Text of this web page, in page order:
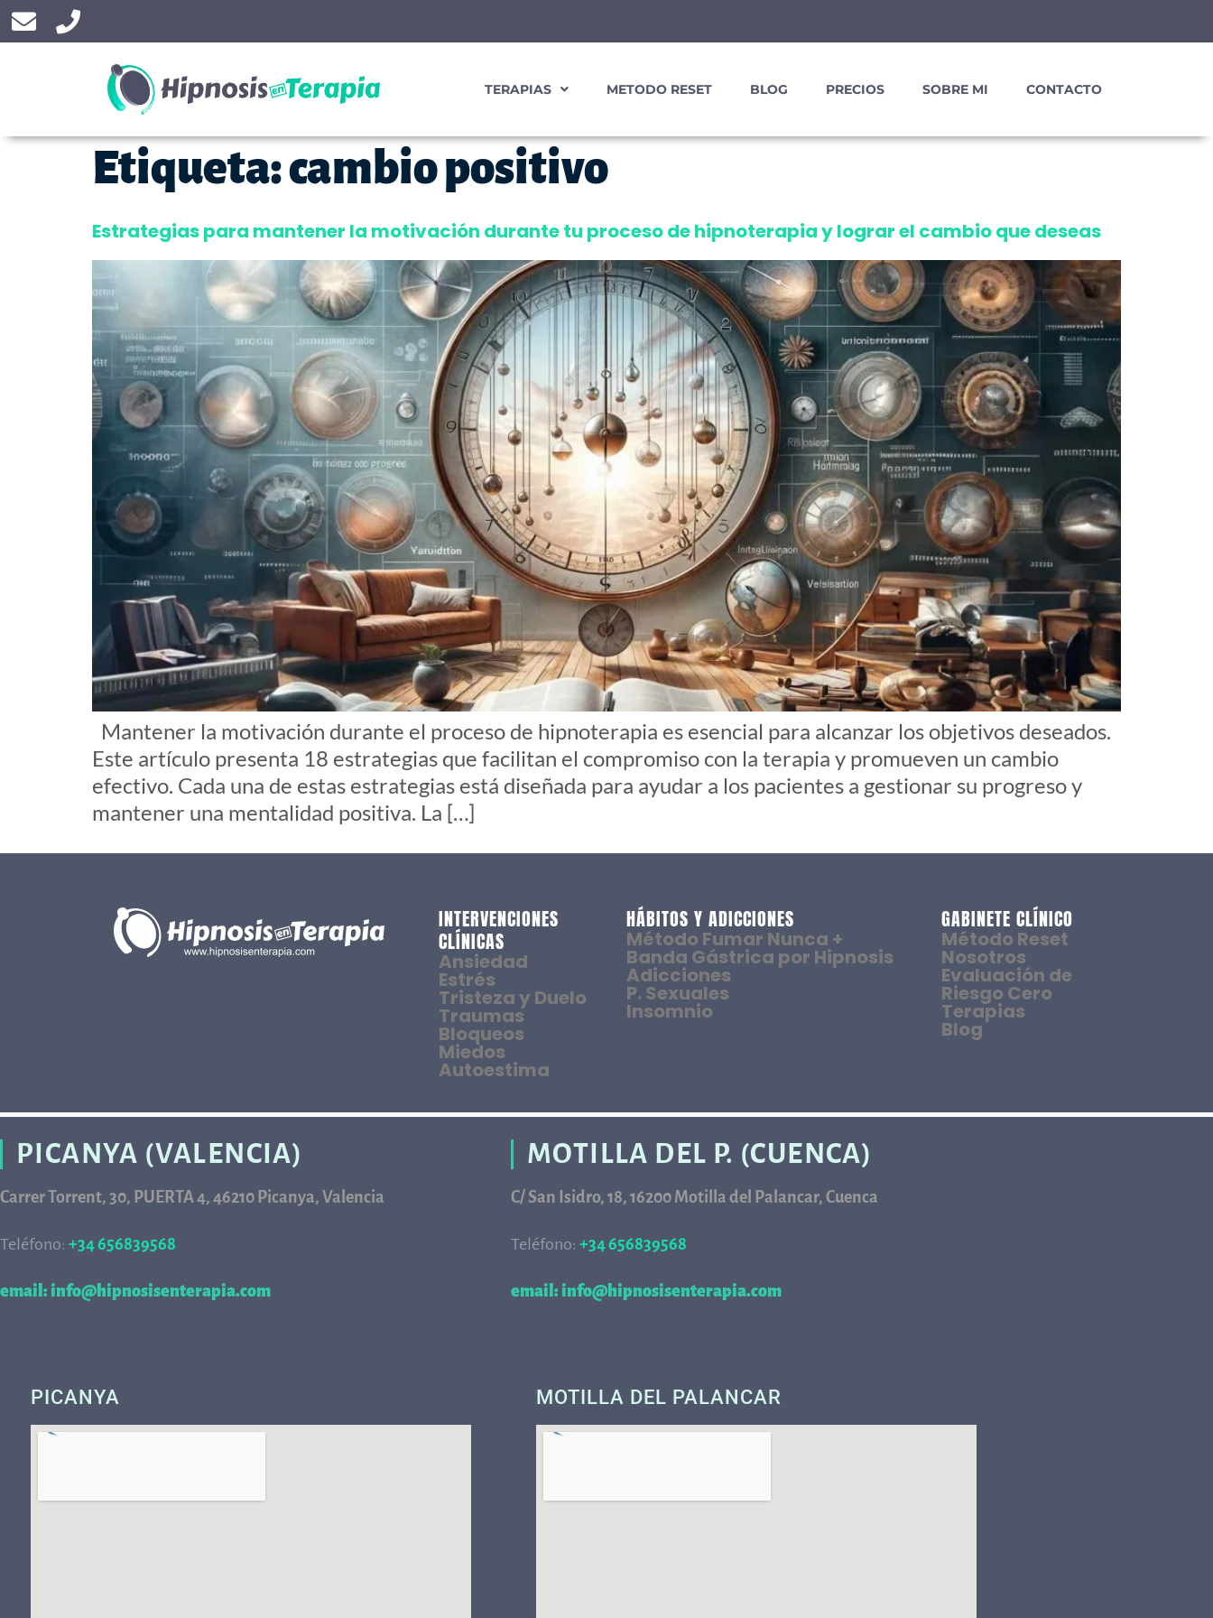
TERAPIAS METODO RESET BLOG PRECIOS SOBRE MI CONTACTO
Etiqueta:cambio positivo
Estrategias para mantener la motivación durante tu proceso de hipnoterapia y lograr el cambio que deseas
Mantener la motivación durante el proceso de hipnoterapia es esencial para alcanzar los objetivos deseados.
Este artículo presenta 18 estrategias que facilitan el compromiso con la terapia y promueven un cambio
efectivo. Cada una de estas estrategias está diseñada para ayudar a los pacientes a gestionar su progreso y
mantener una mentalidad positiva. La […]
INTERVENCIONES
CLÍNICAS
Ansiedad
Estrés
Tristeza y Duelo
Traumas
Bloqueos
Miedos
Autoestima
HÁBITOS Y ADICCIONES
Método Fumar Nunca +
Banda Gástrica por Hipnosis
Adicciones
P. Sexuales
Insomnio
GABINETE CLÍNICO
Método Reset
Nosotros
Evaluación de
Riesgo Cero
Terapias
Blog
PICANYA (VALENCIA)
Carrer Torrent, 30, PUERTA 4, 46210 Picanya, Valencia
Teléfono: +34 656839568
email: info@hipnosisenterapia.com
MOTILLA DEL P. (CUENCA)
C/ San Isidro, 18, 16200 Motilla del Palancar, Cuenca
Teléfono: +34 656839568
email: info@hipnosisenterapia.com
PICANYA MOTILLA DEL PALANCAR